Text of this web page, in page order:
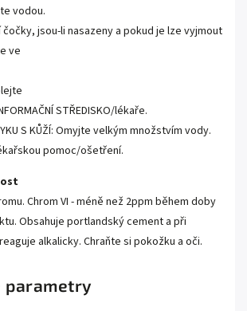
vodou.
čočky, jsou-li nasazeny a pokud je lze vyjmout
ve
ČNÍSTŘEDISKO/lékaře.
S KŮŽÍ: Omyjte velkým množstvím vody.
kařskou pomoc/ošetření.
Chrom VI - méně než 2ppm během doby
Obsahuje portlandský cement a při
alkalicky. Chraňte si pokožku a oči.
parametry